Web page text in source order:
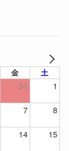
金 土
31
1
7 8
14
15